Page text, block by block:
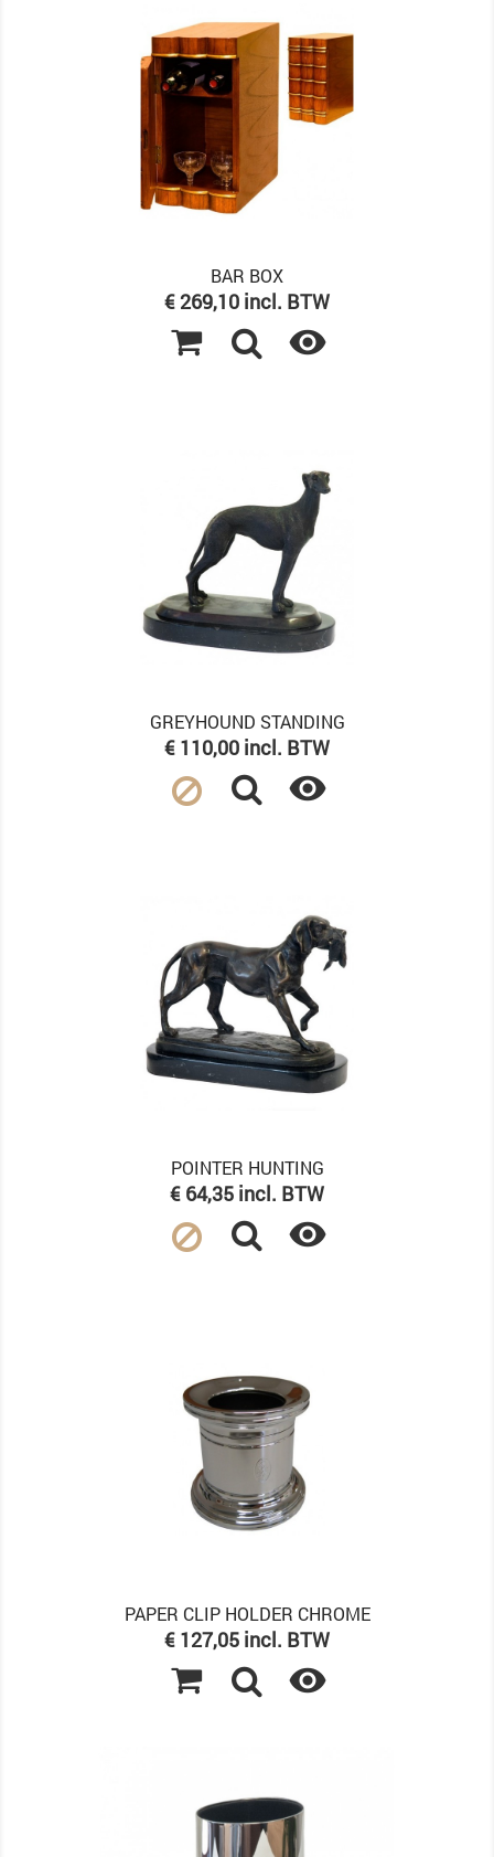
BAR BOX
Prijs
€ 269,10 incl. BTW

GREYHOUND STANDING
Prijs
€ 110,00 incl. BTW

POINTER HUNTING
Prijs
€ 64,35 incl. BTW

PAPER CLIP HOLDER CHROME
Prijs
€ 127,05 incl. BTW
